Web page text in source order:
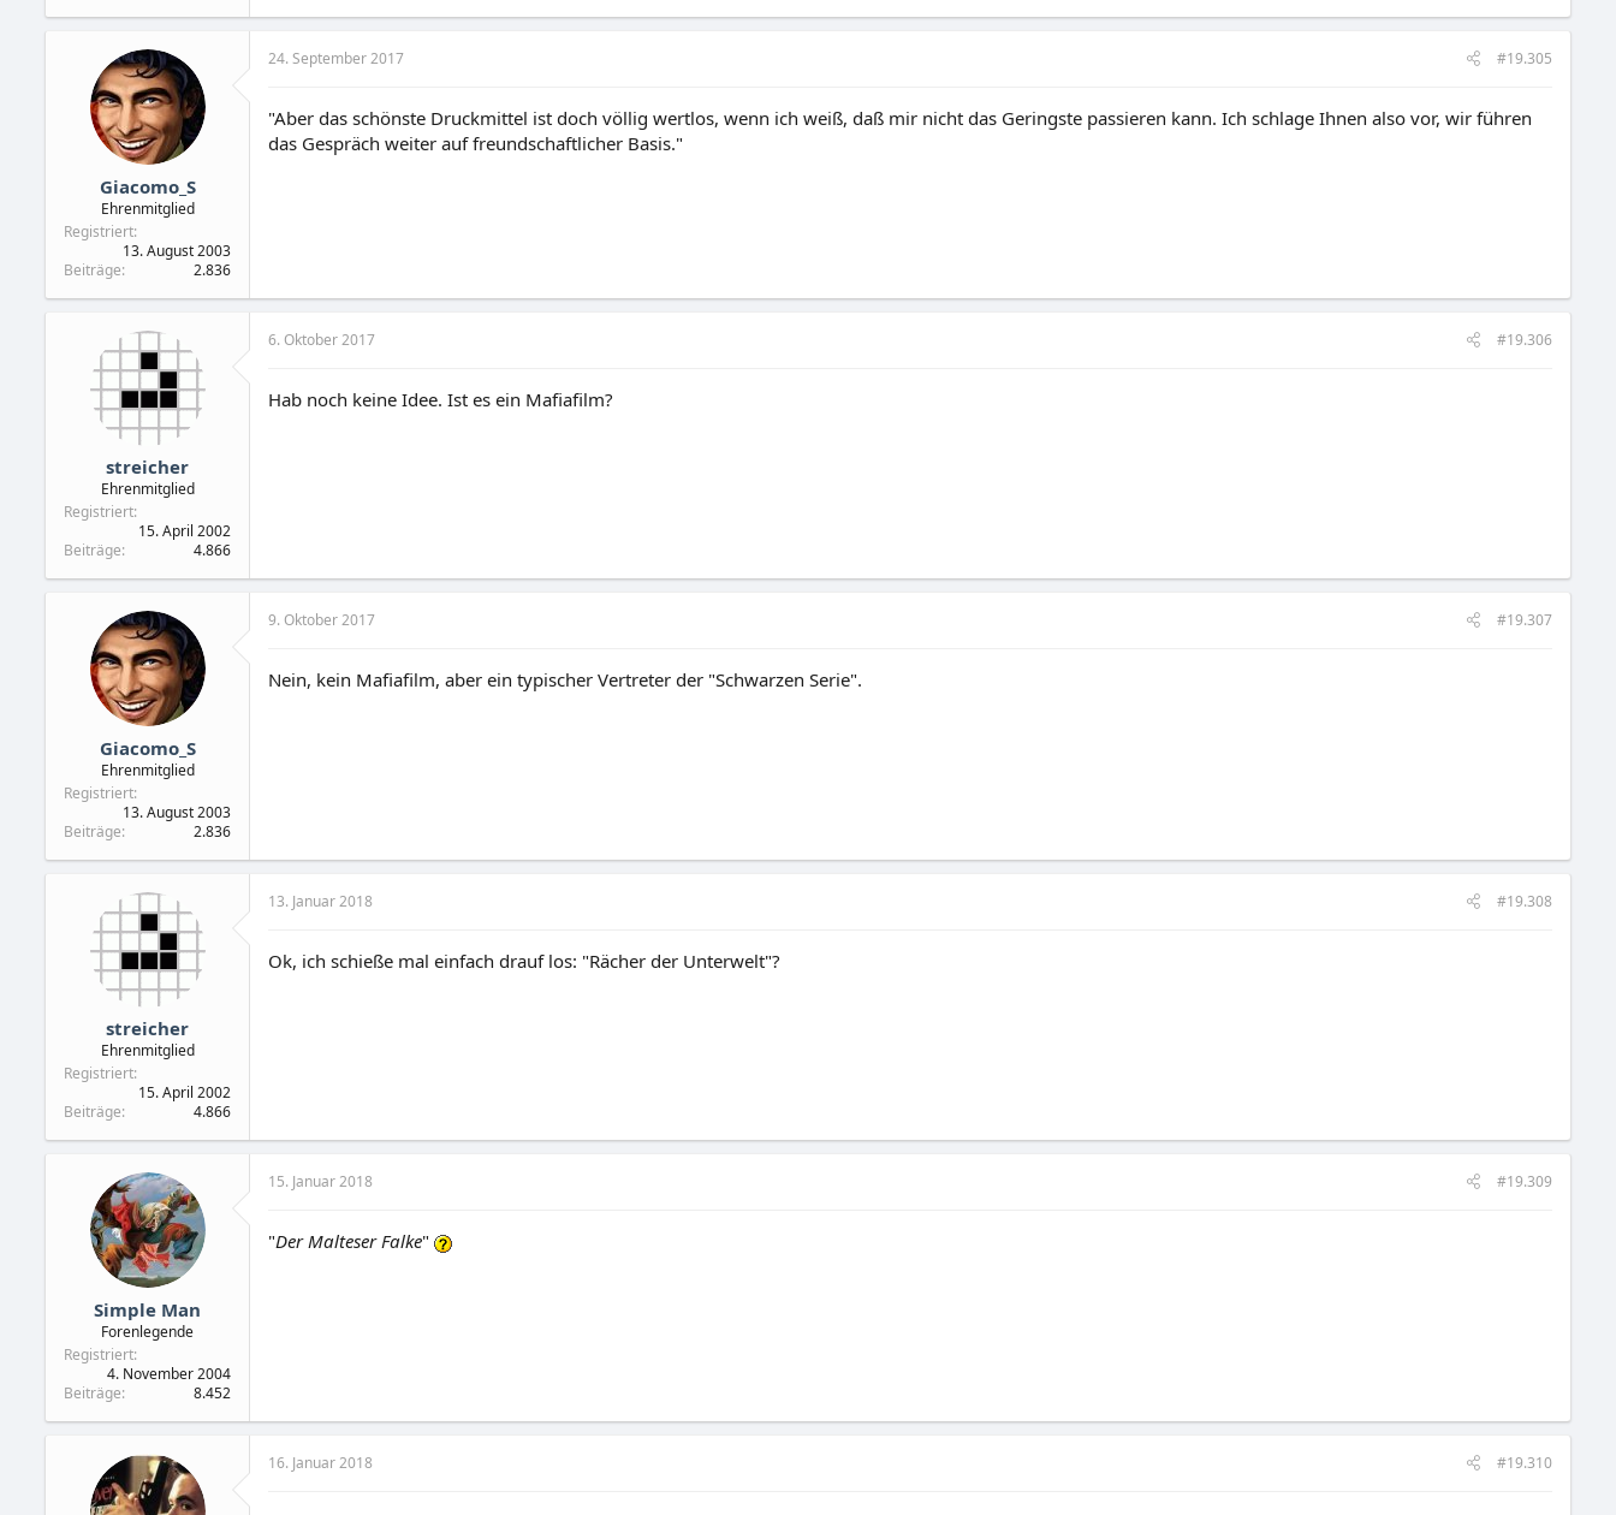
Giacomo_S
Ehrenmitglied
Registriert
13. August 2003
Beiträge
2.836
24. September 2017 #19.305
"Aber das schönste Druckmittel ist doch völlig wertlos, wenn ich weiß, daß mir nicht das Geringste passieren kann. Ich schlage Ihnen also vor, wir führen
das Gespräch weiter auf freundschaftlicher Basis."
streicher
Ehrenmitglied
Registriert
15. April 2002
Beiträge
4.866
6. Oktober 2017 #19.306
Hab noch keine Idee. Ist es ein Mafiafilm?
Giacomo_S
Ehrenmitglied
Registriert
13. August 2003
Beiträge
2.836
9. Oktober 2017 #19.307
Nein, kein Mafiafilm, aber ein typischer Vertreter der "Schwarzen Serie".
streicher
Ehrenmitglied
Registriert
15. April 2002
Beiträge
4.866
13. Januar 2018 #19.308
Ok, ich schieße mal einfach drauf los: "Rächer der Unterwelt"?
Simple Man
Forenlegende
Registriert
4. November 2004
Beiträge
8.452
15. Januar 2018 #19.309
"Der Malteser Falke"
16. Januar 2018 #19.310